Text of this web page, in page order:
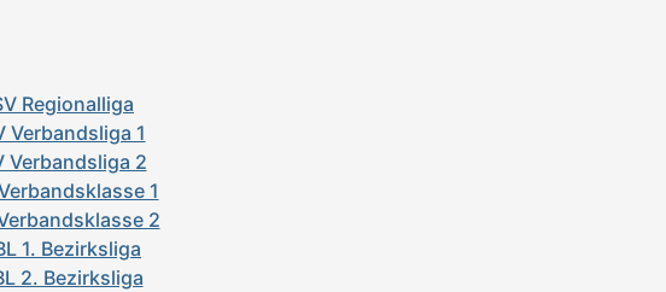
Regionalliga
Verbandsliga 1
Verbandsliga 2
1
2
1. Bezirksliga
2. Bezirksliga